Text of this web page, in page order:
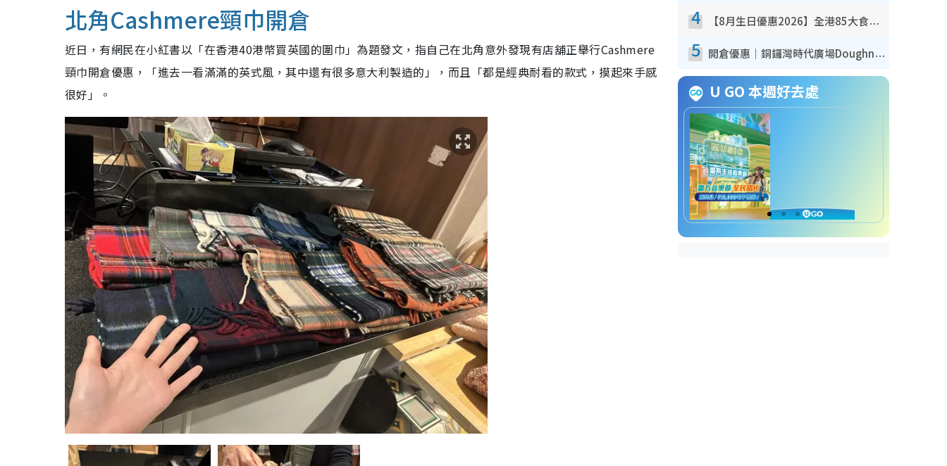
北角Cashmere頸巾開倉
近日，有網民在小紅書以「在香港40港幣買英國的圍巾」為題發文，指自己在北角意外發現有店舖正舉行Cashmere
頸巾開倉優惠，「進去一看滿滿的英式風，其中還有很多意大利製造的」，而且「都是經典耐看的款式，摸起來手感
很好」。
4 【8月生日優惠2026】全港85大食買玩著數攻略 自助餐/火鍋放題同行免費＋誠品/DONKI送現金券
5 開倉優惠｜銅鑼灣時代廣場Doughnut/Campo Marzio開倉低至1折！背囊、書包、手袋劈價$200起
U GO 本週好去處